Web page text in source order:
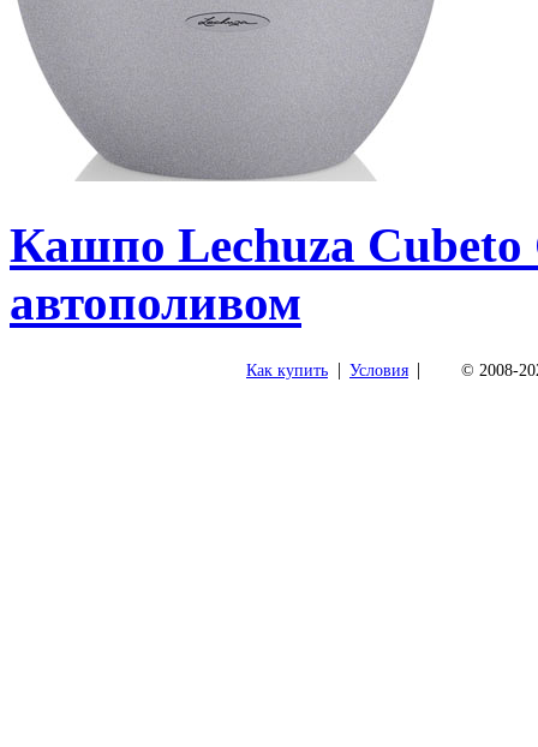
Кашпо Lechuza
автополивом
Как купить | Условия | © 2008-